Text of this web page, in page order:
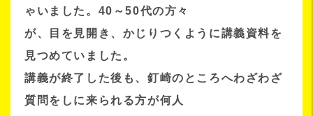
ゃいました。40～50代の方々
が、目を見開き、かじりつくように講義資料を
見つめていました。
講義が終了した後も、釘崎のところへわざわざ
質問をしに来られる方が何人